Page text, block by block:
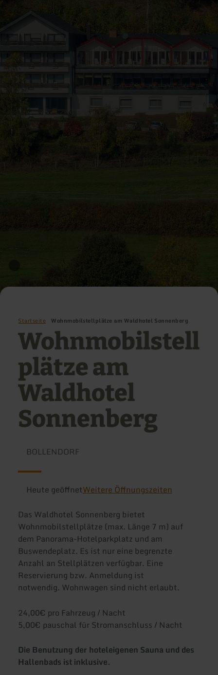
Startseite Wohnmobilstellplätze am Waldhotel Sonnenberg
Wohnmobilstell
plätze am
Waldhotel
Sonnenberg
BOLLENDORF
Heute geöffnetWeitere Öffnungszeiten
Das Waldhotel Sonnenberg bietet
Wohnmobilstellplätze (max. Länge 7 m) auf
dem Panorama-Hotelparkplatz und am
Buswendeplatz. Es ist nur eine begrenzte
Anzahl an Stellplätzen verfügbar. Eine
Reservierung bzw. Anmeldung ist
notwendig. Wohnwagen sind nicht erlaubt.
24,00€ pro Fahrzeug / Nacht
5,00€ pauschal für Stromanschluss / Nacht
Die Benutzung der hoteleigenen Sauna und des
Hallenbads ist inklusive.